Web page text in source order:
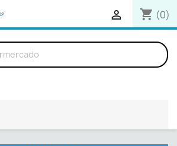
shopping_cart (0)
